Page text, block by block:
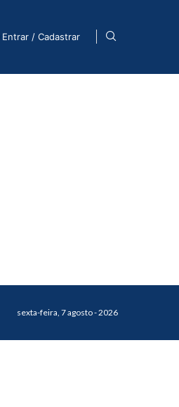
Entrar / Cadastrar
sexta-feira, 7 agosto - 2026